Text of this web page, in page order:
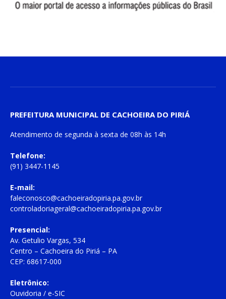
PREFEITURA MUNICIPAL DE CACHOEIRA DO PIRIÁ
Atendimento de segunda à sexta de 08h às 14h
Telefone:
(91) 3447-1145
E-mail:
faleconosco@cachoeiradopiria.pa.gov.br
controladoriageral@cachoeiradopiria.pa.gov.br
Presencial:
Av. Getulio Vargas, 534
Centro – Cachoeira do Piriá – PA
CEP: 68617-000
Eletrônico:
Ouvidoria / e-SIC